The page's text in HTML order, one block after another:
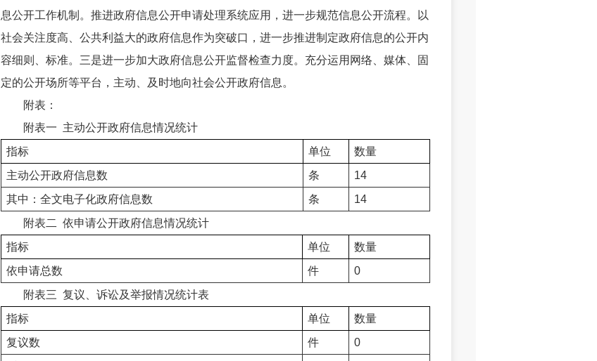
息公开工作机制。推进政府信息公开申请处理系统应用，进一步规范信息公开流程。以
社会关注度高、公共利益大的政府信息作为突破口，进一步推进制定政府信息的公开内
容细则、标准。三是进一步加大政府信息公开监督检查力度。充分运用网络、媒体、固
定的公开场所等平台，主动、及时地向社会公开政府信息。
附表：
附表一 主动公开政府信息情况统计
指标
单位
数量
主动公开政府信息数
条
14
其中：全文电子化政府信息数
条
14
附表二 依申请公开政府信息情况统计
指标
单位
数量
依申请总数
件
0
附表三 复议、诉讼及举报情况统计表
指标
单位
数量
复议数
件
0